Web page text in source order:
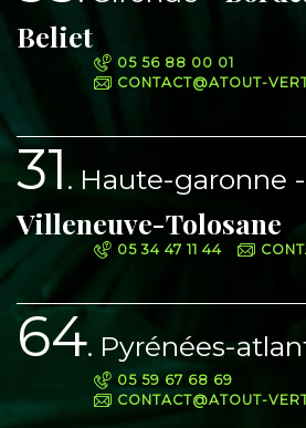
Beliet
05 56 88 00 01
CONTACT@ATOUT-
31 Haute-garonne
Villeneuve-Tolosane
05 34 47 11 44
64 Pyrénées-
05 59 67 68 69
CONTACT@ATOUT-